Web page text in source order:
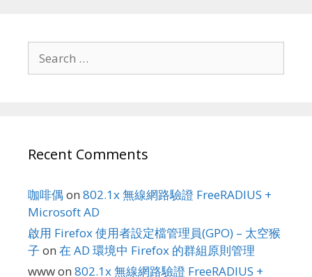
for:
Recent Comments
咖啡偶 on 802.1x 無線網路驗證 FreeRADIUS +
Microsoft AD
啟用 Firefox 使用者設定檔管理員(GPO) – 太空猴
子 on 在 AD 環境中 Firefox 的群組原則管理
wwwon 802.1x 無線網路驗證 FreeRADIUS +